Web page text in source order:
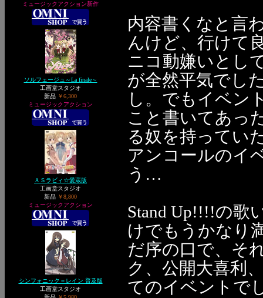
ミュージックアクション新作
ソルフェージュ～La finale～
工画堂スタジオ
新品 ￥6,300
ミュージックアクション
ＡＳラビィ☆愛蔵版
工画堂スタジオ
新品 ￥8,800
ミュージックアクション
シンフォニック＝レイン 普及版
工画堂スタジオ
内容書くなと言
んけど、行けて
ニコ動嫌いとし
が全然平気でし
し。でもイベン
こと書いてあっ
る奴を持ってい
アンコールのイ
う…
Stand Up!!!!の歌
けでもうかなり
だ序の口で、そ
ク、公開大喜利
てのイベントで